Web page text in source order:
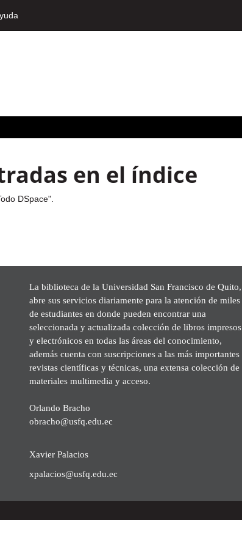
en el índice
DSpace".
La biblioteca de la Universidad San Francisco de Quito,
abre sus servicios diariamente para la atención de miles
de estudiantes en donde pueden encontrar una
seleccionada y actualizada colección de libros impresos
y electrónicos en todas las áreas del conocimiento,
además cuenta con suscripciones a las más importantes
revistas científicas y técnicas, una extensa colección de
materiales multimedia y acceso.
Orlando Bracho
obracho@usfq.edu.ec
Xavier Palacios
xpalacios@usfq.edu.ec